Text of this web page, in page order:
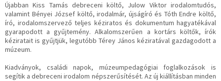
Újabban Kiss Tamás debreceni költő, Julow Viktor irodalomtudós,
valamint Bényei József költő, irodalmár, újságíró és Tóth Endre költő,
író, irodalomszervező teljes kéziratos és dokumentum hagyatékával
gyarapodott a gyűjtemény. Alkalomszerűen a kortárs költők, írók
kéziratait is gyűjtjük, legutóbb Térey János kéziratával gazdagodott a
múzeum.
Kiadványok, családi napok, múzeumpedagógiai foglalkozások is
segítik a debreceni irodalom népszerűsítését. Az új kiállításban minden